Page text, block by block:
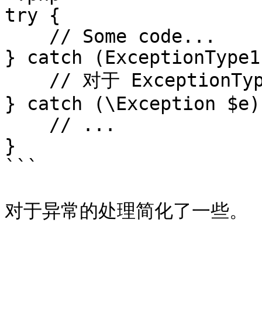
try {
} catch
} catch (\Exception
}
```